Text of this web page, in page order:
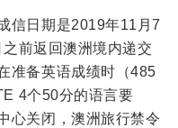
信日期是2019年11月7
前返回澳洲境内递交
准备英语成绩时（485
4个50分的语言要
心关闭，澳洲旅行禁令